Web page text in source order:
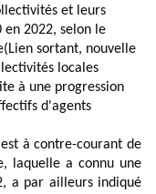
et leurs
en 2022, selon le
(Lien sortant, nouvelle
locales
à une progression
d'agents
à contre-courant de
laquelle a connu une
a par ailleurs indiqué